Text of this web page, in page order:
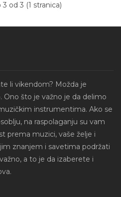
3 od 3 (1 stranica)
li vikendom? Možda je
Ono što je važno je da delimo
instrumentima. Ako se
na raspolaganju su vam
prema muzici, vaše želje i
znanjem i savetima podržati
a to je da izaberete i